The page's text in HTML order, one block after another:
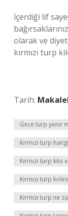
İçerdiği lif
olarak ve
kırmızı turp
Tarih:
Gece turp yenir
Kırmızı turp
Kırmızı turp kilo
Kırmızı turp
Kırmızı turp ne